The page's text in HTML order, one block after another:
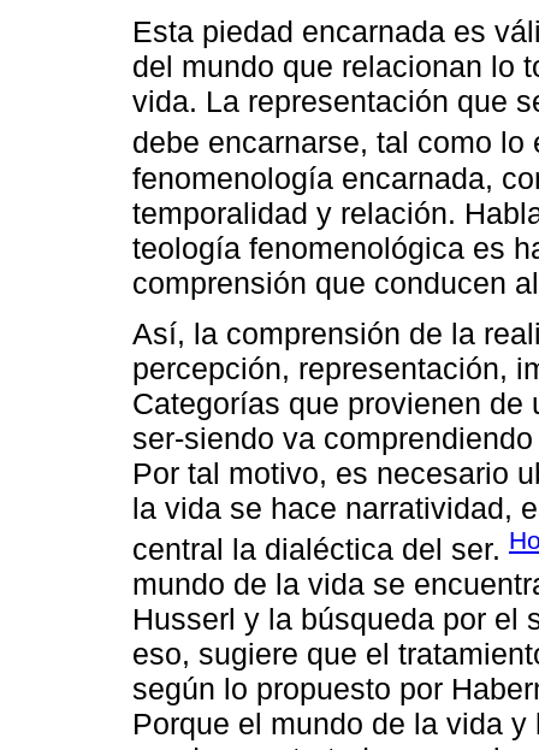
Esta piedad encarnada es
del mundo que relacionan lo
vida. La representación que
debe encarnarse, tal como
fenomenología encarnada,
temporalidad y relación.
teología fenomenológica es
comprensión que conducen
Así, la comprensión de la
percepción, representación,
Categorías que provienen
ser-siendo va
Por tal motivo, es necesario
la vida se hace narratividad,
central la dialéctica del ser.
mundo de la vida se
Husserl y la búsqueda por el
eso, sugiere que el
según lo propuesto por
Porque el mundo de la vida